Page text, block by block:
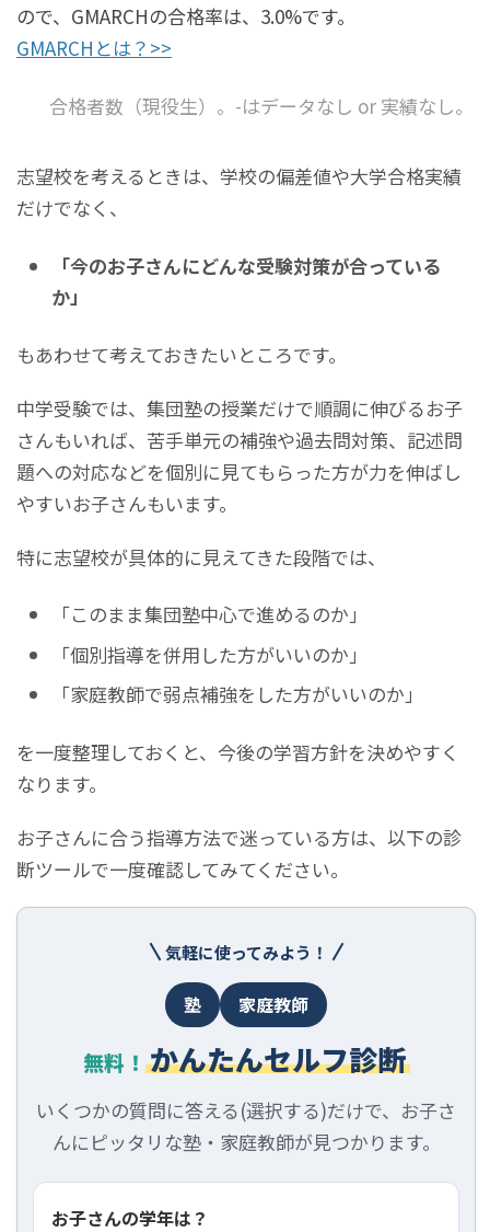
ので、GMARCHの合格率は、3.0%です。
GMARCHとは？>>
合格者数（現役生）。-はデータなし or 実績なし。
志望校を考えるときは、学校の偏差値や大学合格実績
だけでなく、
「今のお子さんにどんな受験対策が合っている
か」
もあわせて考えておきたいところです。
中学受験では、集団塾の授業だけで順調に伸びるお子
さんもいれば、苦手単元の補強や過去問対策、記述問
題への対応などを個別に見てもらった方が力を伸ばし
やすいお子さんもいます。
特に志望校が具体的に見えてきた段階では、
「このまま集団塾中心で進めるのか」
「個別指導を併用した方がいいのか」
「家庭教師で弱点補強をした方がいいのか」
を一度整理しておくと、今後の学習方針を決めやすく
なります。
お子さんに合う指導方法で迷っている方は、以下の診
断ツールで一度確認してみてください。
気軽に使ってみよう！
塾 家庭教師
無料！ かんたんセルフ診断
いくつかの質問に答える(選択する)だけで、お子さ
んにピッタリな塾・家庭教師が見つかります。
お子さんの学年は？